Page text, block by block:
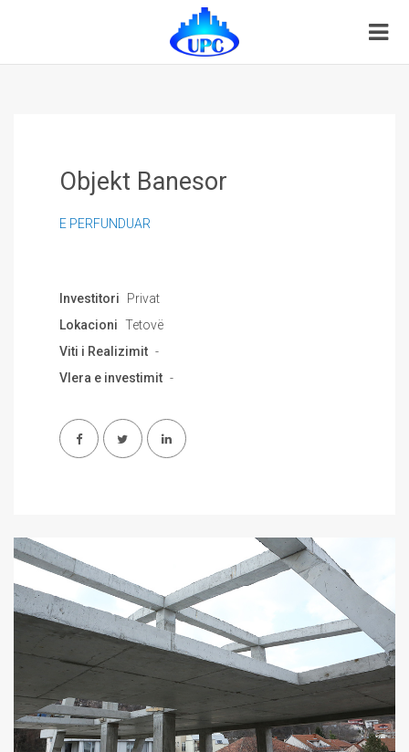
Objekt Banesor
E PERFUNDUAR
Investitori
Privat
Lokacioni Tetovë
Viti i Realizimit -
Vlera e investimit -